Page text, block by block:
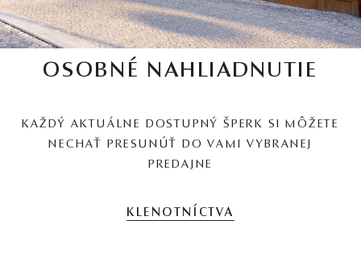
OSOBNÉ NAHLIADNUTIE
KAŽDÝ AKTUÁLNE DOSTUPNÝ ŠPERK SI MÔŽETE
NECHAŤ PRESUNÚŤ DO VAMI VYBRANEJ
PREDAJNE
KLENOTNÍCTVA